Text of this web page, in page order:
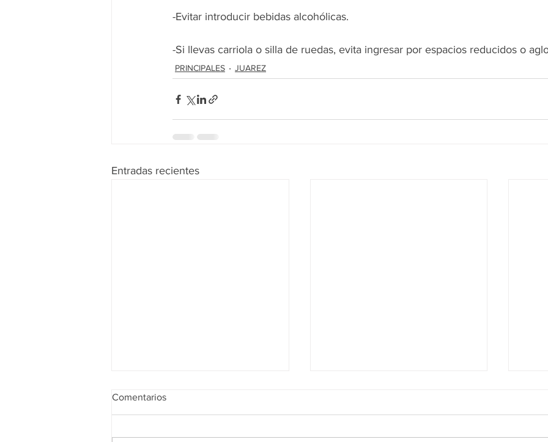
-Evitar introducir bebidas alcohólicas.
-Si llevas carriola o silla de ruedas, evita ingresar por espacios reducidos o
PRINCIPALES JUAREZ
Entradas recientes
Comentarios